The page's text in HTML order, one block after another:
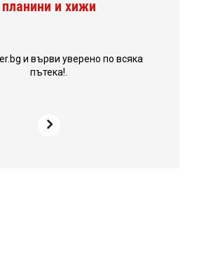
планини и хижи
и върви уверено по всяка
пътека!.